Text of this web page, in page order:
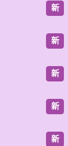
新
新
新
新
新